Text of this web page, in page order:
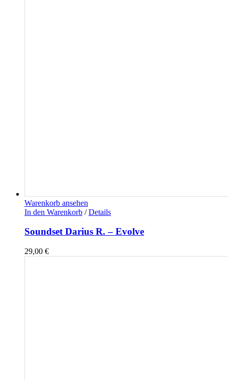
Warenkorb ansehen
In den Warenkorb / Details
Soundset Darius R. – Evolve
29,00 €